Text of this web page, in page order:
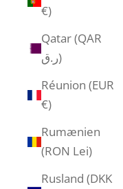
€)
Qatar (QAR
ر.ق)
Réunion (EUR
€)
Rumænien
(RON Lei)
Rusland (DKK